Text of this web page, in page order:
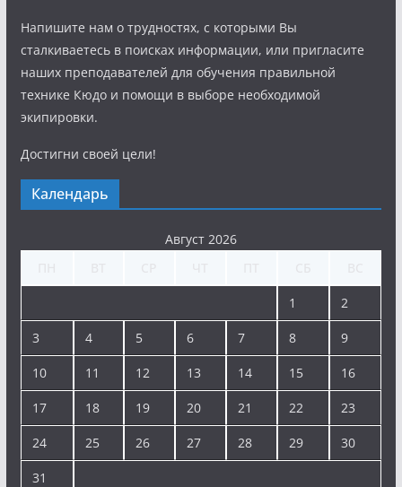
Напишите нам о трудностях, с которыми Вы
сталкиваетесь в поисках информации, или пригласите
наших преподавателей для обучения правильной
технике Кюдо и помощи в выборе необходимой
экипировки.
Достигни своей цели!
Календарь
Август 2026
1 2
3 4 5 6 7 8 9
10 11 12 13 14 15 16
17 18 19 20 21 22 23
24 25 26 27 28 29 30
31